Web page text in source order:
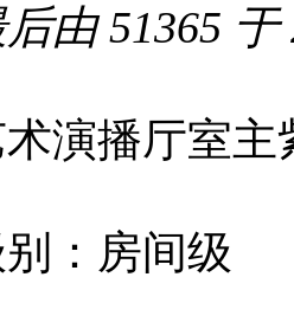
由 51365 于
演播厅室主
：房间级